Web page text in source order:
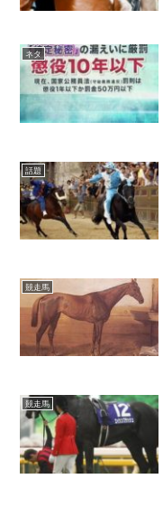
ネタ
話題
競走馬
競走馬